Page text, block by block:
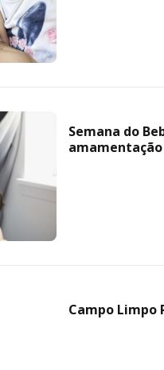
Semana do
amamentação
Campo Limpo